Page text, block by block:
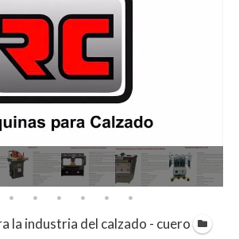
la industria del calzado - cuero